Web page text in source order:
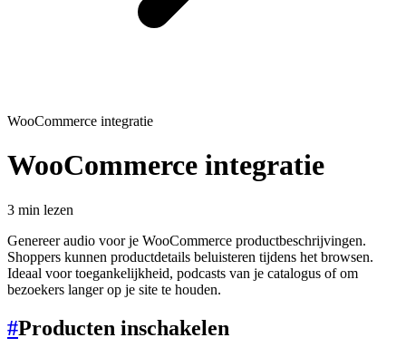
WooCommerce integratie
WooCommerce integratie
3 min lezen
Genereer audio voor je WooCommerce productbeschrijvingen.
Shoppers kunnen productdetails beluisteren tijdens het browsen.
Ideaal voor toegankelijkheid, podcasts van je catalogus of om
bezoekers langer op je site te houden.
#Producten inschakelen